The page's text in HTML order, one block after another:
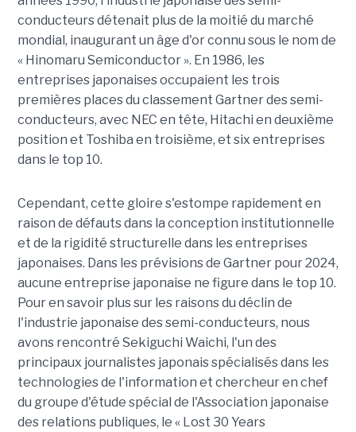
conducteurs détenait plus de la moitié du marché
mondial, inaugurant un âge d'or connu sous le nom de
« Hinomaru Semiconductor ». En 1986, les
entreprises japonaises occupaient les trois
premières places du classement Gartner des semi-
conducteurs, avec NEC en tête, Hitachi en deuxième
position et Toshiba en troisième, et six entreprises
dans le top 10.
Cependant, cette gloire s'estompe rapidement en
raison de défauts dans la conception institutionnelle
et de la rigidité structurelle dans les entreprises
japonaises. Dans les prévisions de Gartner pour 2024,
aucune entreprise japonaise ne figure dans le top 10.
Pour en savoir plus sur les raisons du déclin de
l'industrie japonaise des semi-conducteurs, nous
avons rencontré Sekiguchi Waichi, l'un des
principaux journalistes japonais spécialisés dans les
technologies de l'information et chercheur en chef
du groupe d'étude spécial de l'Association japonaise
des relations publiques, le « Lost 30 Years